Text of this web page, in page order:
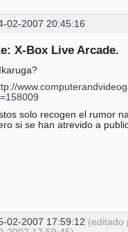
02-2007 20:45:16
X-Box Live Arcade.
solo recogen el rumor
si se han atrevido a
02-2007 17:59:12 (editado